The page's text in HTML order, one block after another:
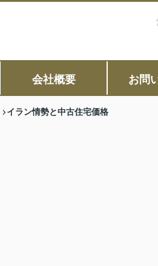
会社概要 お問
イラン情勢と中古住宅価格